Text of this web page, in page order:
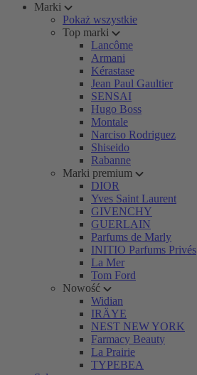
Marki
Pokaż wszystkie
Top marki
Lancôme
Armani
Kérastase
Jean Paul Gaultier
SENSAI
Hugo Boss
Montale
Narciso Rodriguez
Shiseido
Rabanne
Marki premium
DIOR
Yves Saint Laurent
GIVENCHY
GUERLAIN
Parfums de Marly
INITIO Parfums Privés
La Mer
Tom Ford
Nowość
Widian
IRÄYE
NEST NEW YORK
Farmacy Beauty
La Prairie
TYPEBEA